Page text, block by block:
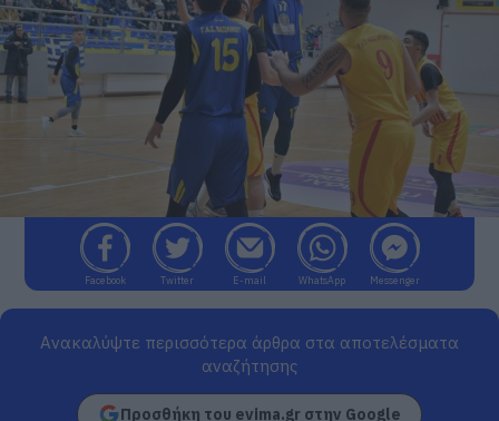
Facebook Twitter E-mail WhatsApp Messenger
Ανακαλύψτε περισσότερα άρθρα στα αποτελέσματα
αναζήτησης
Προσθήκη του evima.gr στην Google